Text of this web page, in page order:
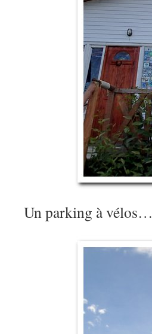
Un parking à vélos…